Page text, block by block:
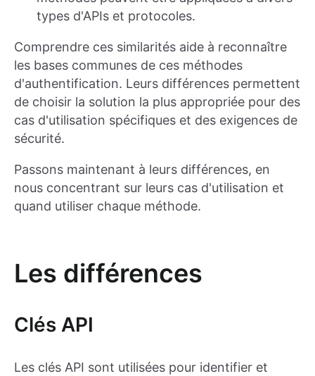
types d'APIs et protocoles.
Comprendre ces similarités aide à reconnaître
les bases communes de ces méthodes
d'authentification. Leurs différences permettent
de choisir la solution la plus appropriée pour des
cas d'utilisation spécifiques et des exigences de
sécurité.
Passons maintenant à leurs différences, en
nous concentrant sur leurs cas d'utilisation et
quand utiliser chaque méthode.
Les différences
Clés API
Les clés API sont utilisées pour identifier et